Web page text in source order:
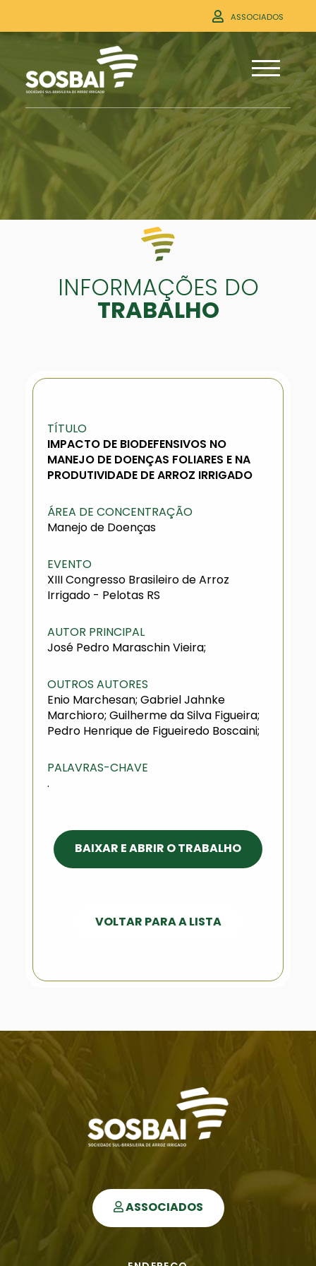
ASSOCIADOS
INFORMAÇÕES DO
TRABALHO
TÍTULO
IMPACTO DE BIODEFENSIVOS NO
MANEJO DE DOENÇAS FOLIARES E NA
PRODUTIVIDADE DE ARROZ IRRIGADO
ÁREA DE CONCENTRAÇÃO
Manejo de Doenças
EVENTO
XIII Congresso Brasileiro de Arroz
Irrigado - Pelotas RS
AUTOR PRINCIPAL
José Pedro Maraschin Vieira;
OUTROS AUTORES
Enio Marchesan; Gabriel Jahnke
Marchioro; Guilherme da Silva Figueira;
Pedro Henrique de Figueiredo Boscaini;
PALAVRAS-CHAVE
.
BAIXAR E ABRIR O TRABALHO
VOLTAR PARA A LISTA
ASSOCIADOS